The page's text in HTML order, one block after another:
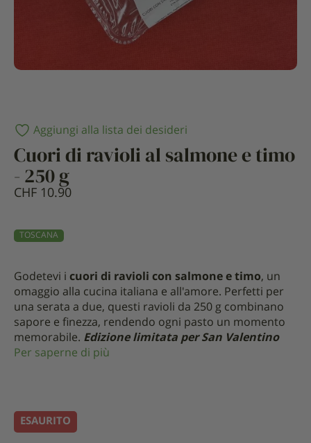
Aggiungi alla lista dei desideri
Cuori di ravioli al salmone e timo
- 250 g
CHF 10.90
TOSCANA
Godetevi i cuori di ravioli con salmone e timo, un
omaggio alla cucina italiana e all'amore. Perfetti per
una serata a due, questi ravioli da 250 g combinano
sapore e finezza, rendendo ogni pasto un momento
memorabile. Edizione limitata per San Valentino
Per saperne di più
ESAURITO